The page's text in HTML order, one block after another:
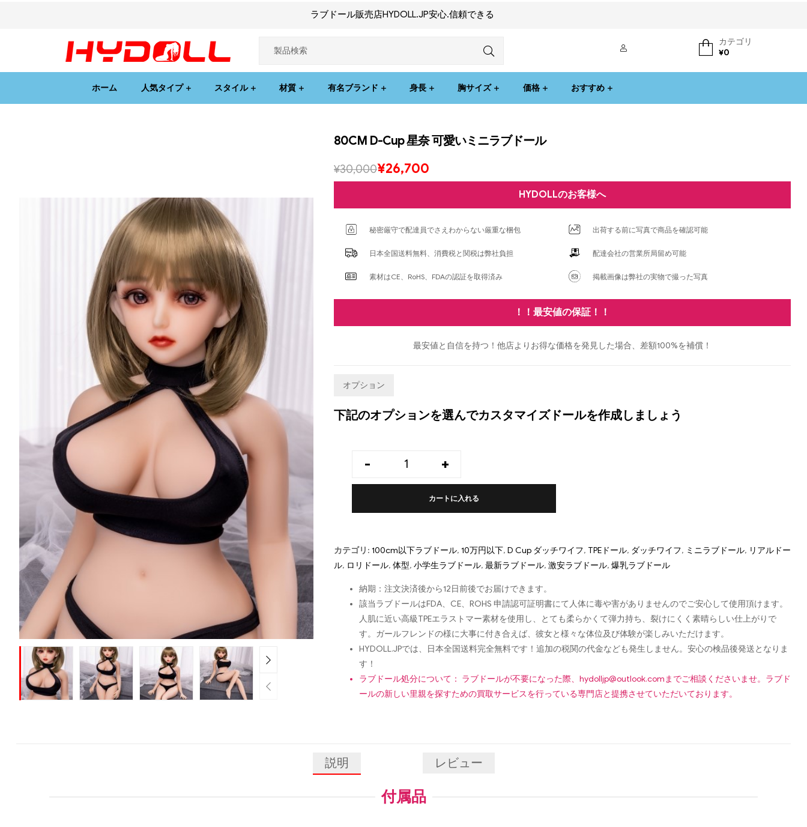
ラブドール販売店HYDOLL.JP安心.信頼できる
カテゴリ
¥0
ホーム 人気タイプ スタイル 材質 有名ブランド 身長 胸サイズ 価格 おすすめ
80CM D-Cup 星奈 可愛いミニラブドール
¥30,000¥26,700
HYDOLLのお客様へ
秘密厳守で配達員でさえわからない厳重な梱包 出荷する前に写真で商品を確認可能
日本全国送料無料、消費税と関税は弊社負担 配達会社の営業所局留め可能
素材はCE、RoHS、FDAの認証を取得済み 掲載画像は弊社の実物で撮った写真
！！最安値の保証！！
最安値と自信を持つ！他店よりお得な価格を発見した場合、差額100%を補償！
オプション
下記のオプションを選んでカスタマイズドールを作成しましょう
- +
カートに入れる
カテゴリ: 100cm以下ラブドール, 10万円以下, D Cup ダッチワイフ, TPEドール, ダッチワイフ, ミニラブドール, リアルドー
ル, ロリドール, 体型, 小学生ラブドール, 最新ラブドール, 激安ラブドール, 爆乳ラブドール
納期：注文決済後から12日前後でお届けできます。
該当ラブドールはFDA、CE、ROHS 申請認可証明書にて人体に毒や害がありませんのでご安心して使用頂けます。
人肌に近い高級TPEエラストマー素材を使用し、とても柔らかくて弾力持ち、裂けにくく素晴らしい仕上がりで
す。ガールフレンドの様に大事に付き合えば、彼女と様々な体位及び体験が楽しみいただけます。
HYDOLL.JPでは、日本全国送料完全無料です！追加の税関の代金なども発生しません。安心の検品後発送となりま
す！
ラブドール処分について： ラブドールが不要になった際、 hydolljp@outlook.comまでご相談くださいませ。ラブド
ールの新しい里親を探すための買取サービスを行っている専門店と提携させていただいております。
説明 レビュー
付属品